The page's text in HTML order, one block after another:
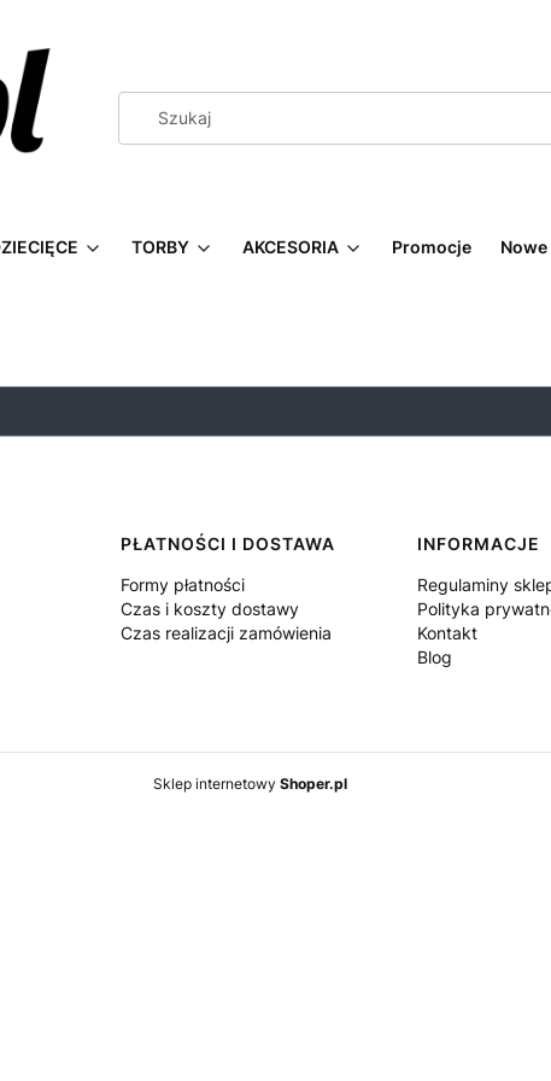
TORBY AKCESORIA Promocje
PŁATNOŚCI I DOSTAWA
Formy płatności
Czas i koszty dostawy
Czas realizacji zamówienia
INFORMACJE
Regulaminy
Polityka
Kontakt
Blog
Sklep internetowy Shoper.pl